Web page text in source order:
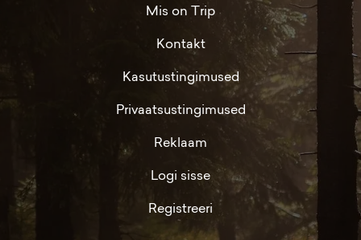
Mis on Trip
Kontakt
Kasutustingimused
Privaatsustingimused
Reklaam
Logi sisse
Registreeri